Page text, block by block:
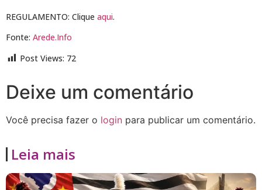
REGULAMENTO: Clique aqui.
Fonte: Arede.Info
Post Views: 72
Deixe um comentário
Você precisa fazer o login para publicar um comentário.
Leia mais